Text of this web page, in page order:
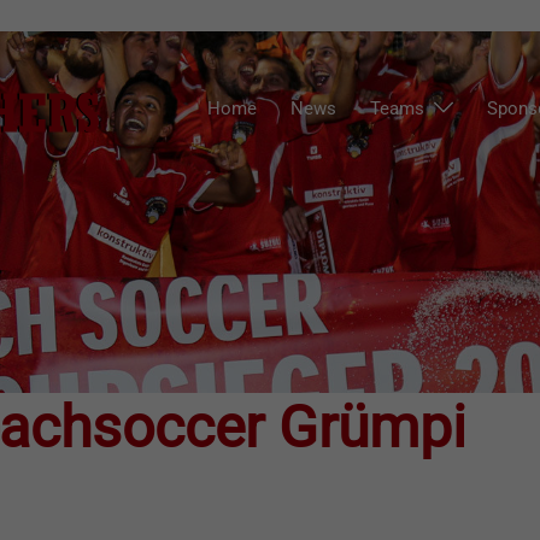
Home News Teams
Grümpi